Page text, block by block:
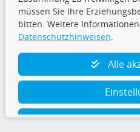
TecDoc Inside
müssen Sie Ihre
bitten. Weitere
Datenschutzhinweisen
Alle